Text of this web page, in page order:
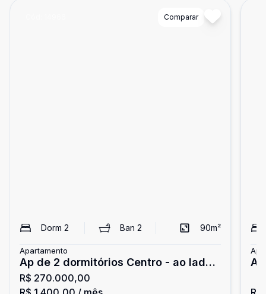
Comparar
Dorm 2 Ban2 90m²
Apartamento
Ap de 2 dormitórios Centro - ao lado
do INSS em Pelotas
R$ 270.000,00